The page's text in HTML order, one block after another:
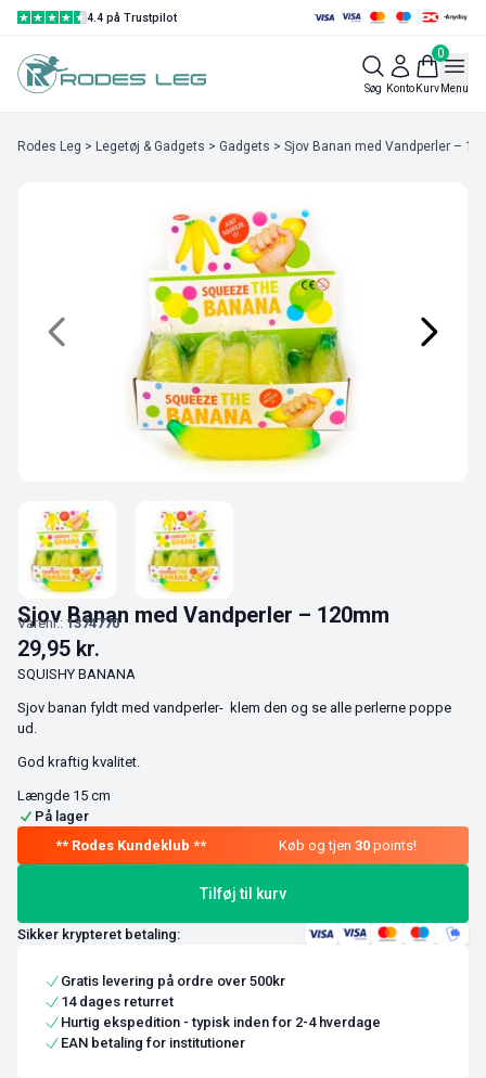
4.4 på Trustpilot
Søg Konto
0
KurvMenu
Rodes Leg > Legetøj & Gadgets > Gadgets > Sjov Banan med Vandperler –
Sjov Banan med Vandperler – 120mm
Varenr.: 1374770
29,95 kr.
SQUISHY BANANA
Sjov banan fyldt med vandperler- klem den og se alle perlerne poppe
ud.
God kraftig kvalitet.
Længde 15 cm
På lager
Køb og tjen 30points!
Tilføj til kurv
Sikker krypteret betaling:
Gratis levering på ordre over 500kr
14 dages returret
Hurtig ekspedition - typisk inden for 2-4 hverdage
EAN betaling for institutioner